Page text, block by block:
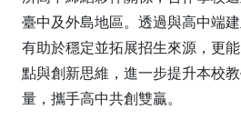
臺中及外島地區。透過與高中端
有助於穩定並拓展招生來源，更
點與創新思維，進一步提升本校
量，攜手高中共創雙贏。